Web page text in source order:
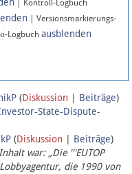
| Kontroll-Logbuch
| Versionsmarkierungs-
Logbuch ausblenden
(Diskussion Beiträge)
State-Dispute-
(Diskussion Beiträge)
war: „Die '''EUTOP
die 1990 von